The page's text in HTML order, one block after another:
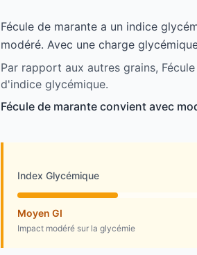
Fécule de marante a un indice
modéré. Avec une charge
Par rapport aux autres grains,
d'indice glycémique.
Fécule de marante convient avec
Index Glycémique
Moyen GI
Impact modéré sur la glycémie